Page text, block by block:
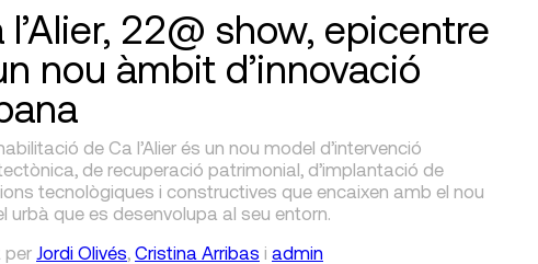
l’Alier, 22@ show, epicentre
nou àmbit d’innovació
de Ca l’Alier és un nou model d’intervenció
de recuperació patrimonial, d’implantació de
tecnològiques i constructives que encaixen amb el nou
urbà que es desenvolupa al seu entorn.
per Jordi Olivés, Cristina Arribas i admin